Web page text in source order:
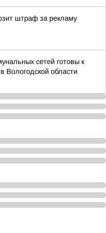
штраф за рекламу
сетей готовы к
Вологодской области